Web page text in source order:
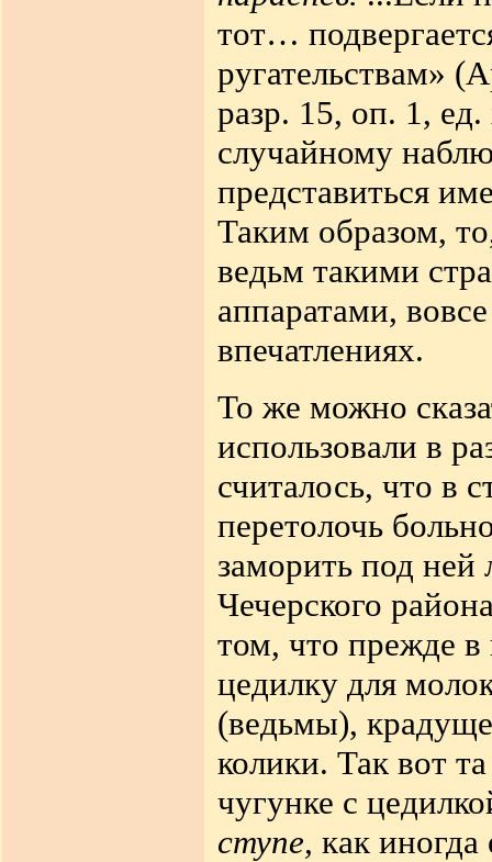
тот…
ругательствам»
разр. 15, оп. 1,
случайному
представиться
Таким образом,
ведьм такими
аппаратами,
впечатлениях.
То же можно
использовали в
считалось, что в
перетолочь
заморить под ней
Чечерского
том, что прежде
цедилку для
(ведьмы),
колики. Так вот
чугунке с
ступе, как иногда